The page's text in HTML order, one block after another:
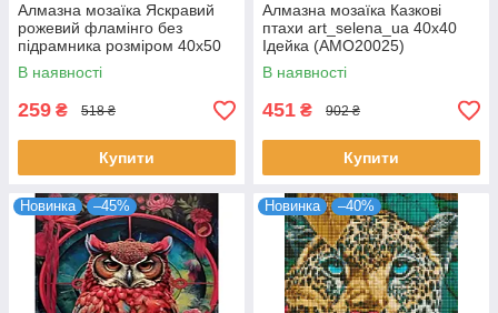
Алмазна мозаїка Яскравий
рожевий фламінго без
підрамника розміром 40х50
см Strateg (JSFH85873)
В наявності
259 ₴ 518 ₴
Купити
Алмазна мозаїка Казкові
птахи art_selena_ua 40х40
Ідейка (AMO20025)
В наявності
451 ₴ 902 ₴
Купити
Новинка –45% Новинка –40%